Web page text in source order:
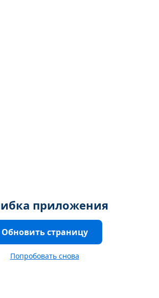
приложения
Обновить страницу
Попробовать снова